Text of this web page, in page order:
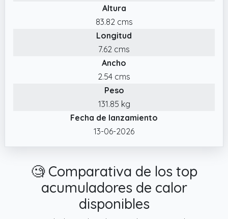
Altura
83.82 cms
Longitud
7.62 cms
Ancho
2.54 cms
Peso
131.85 kg
Fecha de lanzamiento
13-06-2026
🧐 Comparativa de los top
acumuladores de calor
disponibles